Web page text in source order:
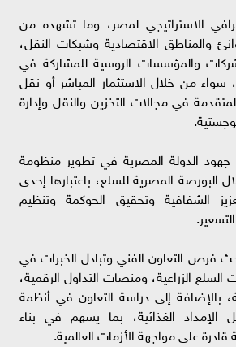
الاستراتيجي لمصر، وما تشهده من
والمناطق الاقتصادية وشبكات النقل،
والمؤسسات الروسية للمشاركة في
من خلال الاستثمار المباشر أو نقل
في مجالات التخزين والنقل وإدارة
جهود الدولة المصرية في تطوير منظومة
البورصة المصرية للسلع، باعتبارها إحدى
الشفافية وتحقيق الحوكمة وتنظيم
فرص التعاون الفني وتبادل الخبرات في
الزراعية، ومنصات التداول الرقمية،
بالإضافة إلى دراسة التعاون في أنظمة
الإمداد الغذائية، بما يسهم في بناء
على مواجهة الأزمات العالمية.